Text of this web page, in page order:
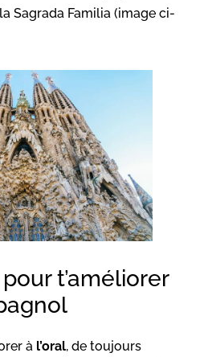
Sagrada Familia (image ci-
t’améliorer
à l’oral, de toujours